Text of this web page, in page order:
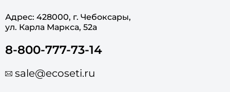
Адрес: 428000, г. Чебоксары,
ул. Карла Маркса, 52а
8-800-777-73-14
sale@ecoseti.ru